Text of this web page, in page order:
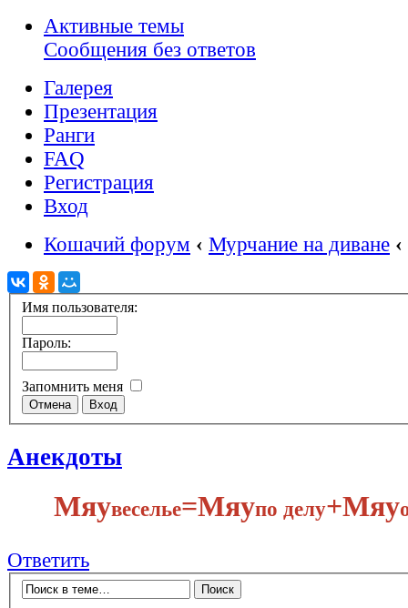
Активные темы
Сообщения без ответов
Галерея
Презентация
Ранги
FAQ
Регистрация
Вход
Кошачий форум ‹ Мурчание на диване ‹
Имя пользователя:
Пароль:
Запомнить меня
Анекдоты
Мяувеселье​=Мяупо делу​+Мяу
Ответить